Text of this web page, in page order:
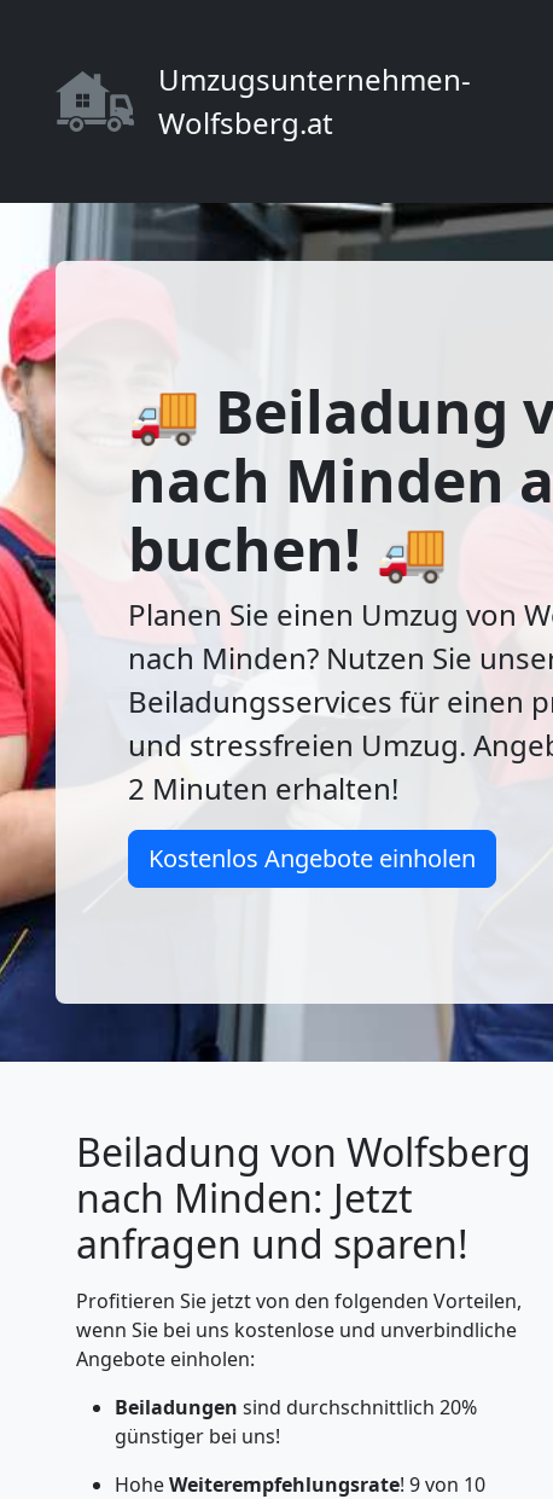
Umzugsunternehmen-
Wolfsberg.at
🚚 Beiladung
nach Minden
buchen! 🚚
Planen Sie einen Umzug von
nach Minden? Nutzen Sie
Beiladungsservices für einen
und stressfreien Umzug.
2 Minuten erhalten!
Kostenlos Angebote einholen
Beiladung von Wolfsberg
nach Minden: Jetzt
anfragen und sparen!
Profitieren Sie jetzt von den folgenden Vorteilen,
wenn Sie bei uns kostenlose und unverbindliche
Angebote einholen:
Beiladungen sind durchschnittlich 20%
günstiger bei uns!
HoheWeiterempfehlungsrate! 9 von 10